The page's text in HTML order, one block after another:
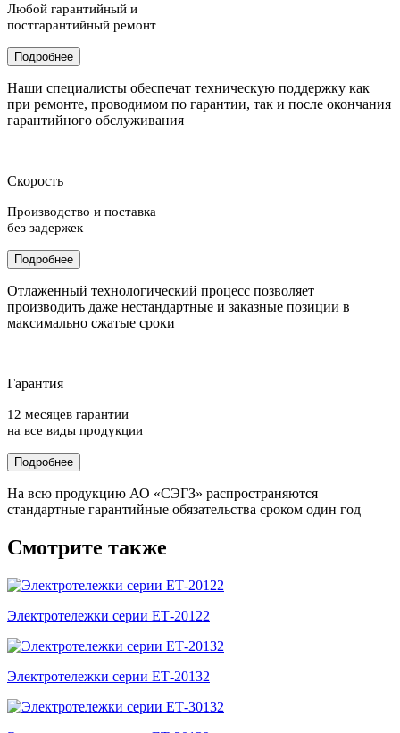
Любой гарантийный и
постгарантийный ремонт
Подробнее
Наши специалисты обеспечат техническую поддержку как
при ремонте, проводимом по гарантии, так и после окончания
гарантийного обслуживания
Скорость
Производство и поставка
без задержек
Подробнее
Отлаженный технологический процесс позволяет
производить даже нестандартные и заказные позиции в
максимально сжатые сроки
Гарантия
12 месяцев гарантии
на все виды продукции
Подробнее
На всю продукцию АО «СЭГЗ» распространяются
стандартные гарантийные обязательства сроком один год
Смотрите также
Электротележки серии ЕТ-20122
Электротележки серии ЕТ-20132